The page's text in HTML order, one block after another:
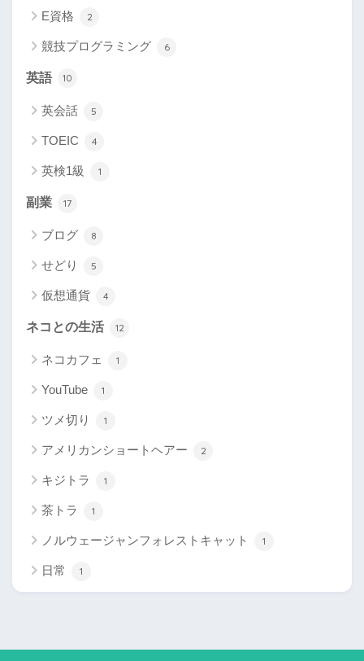
E資格 2
競技プログラミング 6
英語 10
英会話 5
TOEIC 4
英検1級 1
副業 17
ブログ 8
せどり 5
仮想通貨 4
ネコとの生活 12
ネコカフェ 1
YouTube 1
ツメ切り 1
アメリカンショートヘアー 2
キジトラ 1
茶トラ 1
ノルウェージャンフォレストキャット 1
日常 1